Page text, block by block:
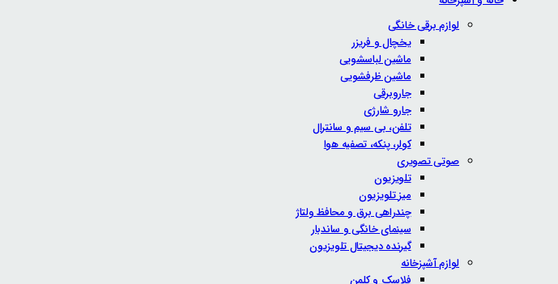
لوازم برقی خانگی
یخچال و فریزر
ماشین لباسشویی
ماشین ظرفشویی
جاروبرقی
جارو شارژی
تلفن، بی سیم و سانترال
کولر، پنکه، تصفیه هوا
صوتی تصویری
تلویزیون
میز تلویزیون
چندراهی برق و محافظ ولتاژ
سینمای خانگی و ساندبار
گیرنده دیجیتال تلویزیون
لوازم آشپزخانه
فلاسک و کلمن